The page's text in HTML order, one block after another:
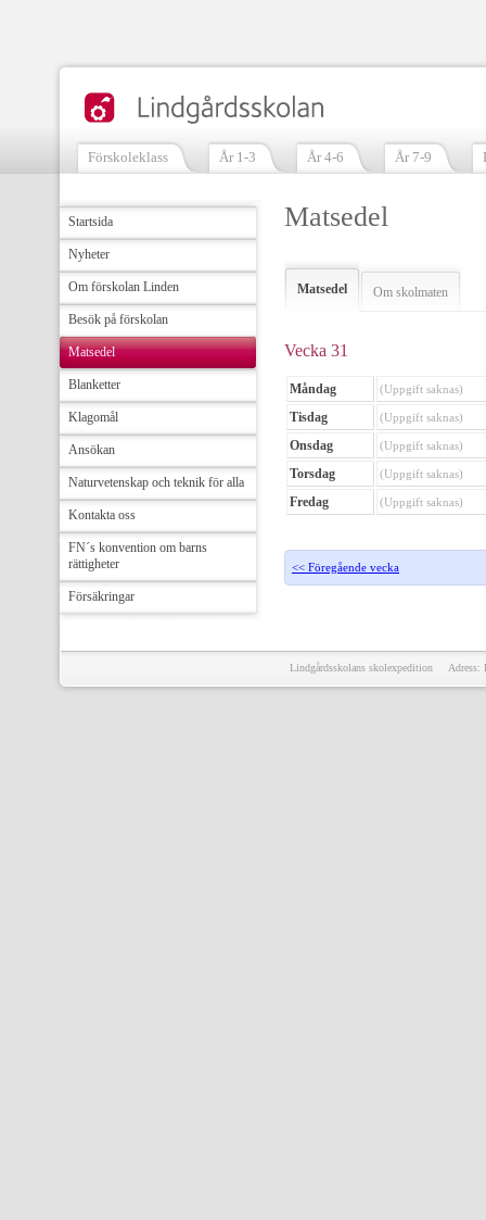
Förskoleklass År 1-3 År 4-6 År 7-9
Startsida
Nyheter
Om förskolan Linden
Besök på förskolan
Matsedel
Blanketter
Klagomål
Ansökan
Naturvetenskap och teknik för alla
Kontakta oss
FN´s konvention om barns
rättigheter
Försäkringar
Matsedel
Matsedel Om skolmaten
Vecka 31
Måndag (Uppgift saknas)
Tisdag (Uppgift saknas)
Onsdag (Uppgift saknas)
Torsdag (Uppgift saknas)
Fredag (Uppgift saknas)
<< Föregående vecka
Lindgårdsskolans skolexpedition Adress: